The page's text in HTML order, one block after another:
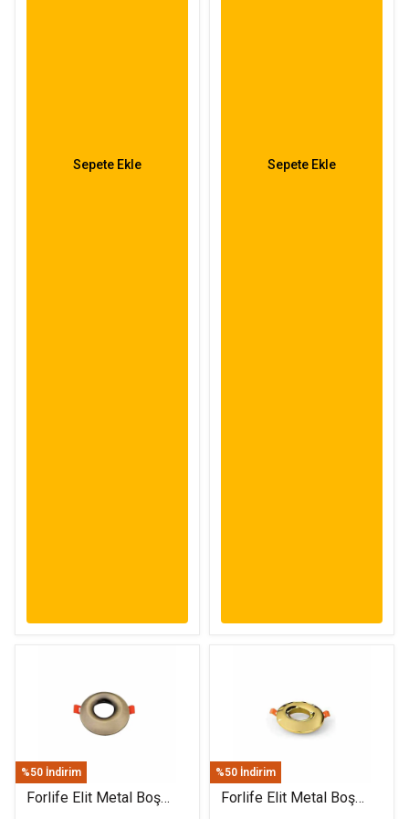
Sepete Ekle Sepete Ekle
%50 İndirim
Forlife Elit Metal Boş
%50 İndirim
Forlife Elit Metal Boş